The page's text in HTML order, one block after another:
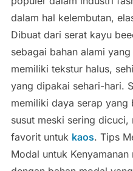
dalam hal kelembutan,
Dibuat dari serat kayu
sebagai bahan alami
memiliki tekstur halus,
yang dipakai sehari-hari.
memiliki daya serap yang
susut meski sering
favorit untuk kaos. Tips
Modal untuk